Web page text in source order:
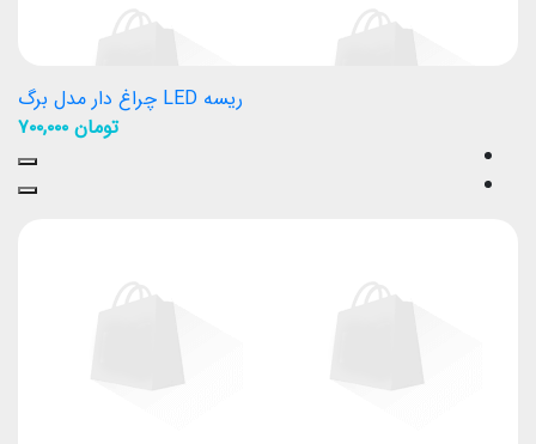
ریسه LED چراغ دار مدل برگ
تومان